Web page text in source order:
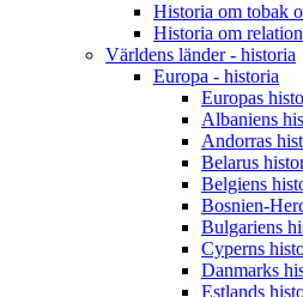
Historia om tobak
Historia om
Världens länder - historia
Europa - historia
Europas
Albaniens
Andorras
Belarus
Belgiens
Bosnien-
Bulgariens
Cyperns
Danmarks
Estlands